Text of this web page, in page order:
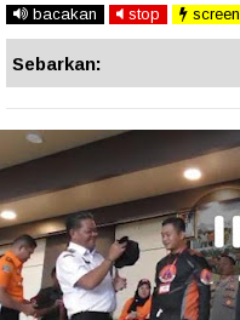
bacakan stop screen
Sebarkan: